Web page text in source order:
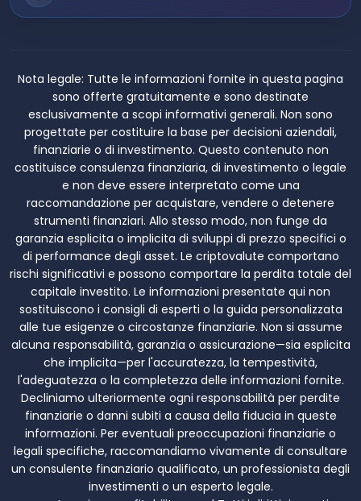
Nota legale: Tutte le informazioni fornite in questa pagina
sono offerte gratuitamente e sono destinate
esclusivamente a scopi informativi generali. Non sono
progettate per costituire la base per decisioni aziendali,
finanziarie o di investimento. Questo contenuto non
costituisce consulenza finanziaria, di investimento o legale
e non deve essere interpretato come una
raccomandazione per acquistare, vendere o detenere
strumenti finanziari. Allo stesso modo, non funge da
garanzia esplicita o implicita di sviluppi di prezzo specifici o
di performance degli asset. Le criptovalute comportano
rischi significativi e possono comportare la perdita totale del
capitale investito. Le informazioni presentate qui non
sostituiscono i consigli di esperti o la guida personalizzata
alle tue esigenze o circostanze finanziarie. Non si assume
alcuna responsabilità, garanzia o assicurazione—sia esplicita
che implicita—per l'accuratezza, la tempestività,
l'adeguatezza o la completezza delle informazioni fornite.
Decliniamo ulteriormente ogni responsabilità per perdite
finanziarie o danni subiti a causa della fiducia in queste
informazioni. Per eventuali preoccupazioni finanziarie o
legali specifiche, raccomandiamo vivamente di consultare
un consulente finanziario qualificato, un professionista degli
investimenti o un esperto legale.